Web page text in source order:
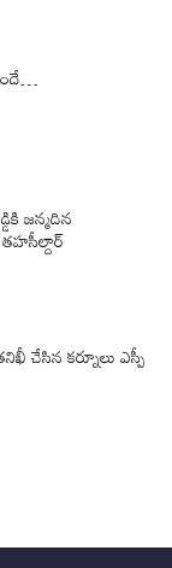
జన్మదిన
తహసీల్దార్
చేసిన కర్నూలు ఎస్పీ